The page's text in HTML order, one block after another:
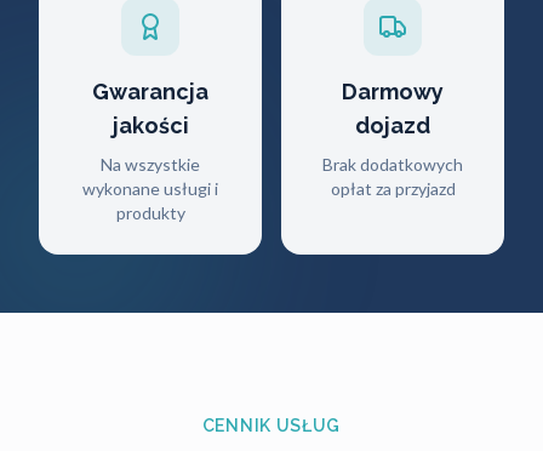
Gwarancja
jakości
Na wszystkie
wykonane usługi i
produkty
Darmowy
dojazd
Brak dodatkowych
opłat za przyjazd
CENNIK USŁUG